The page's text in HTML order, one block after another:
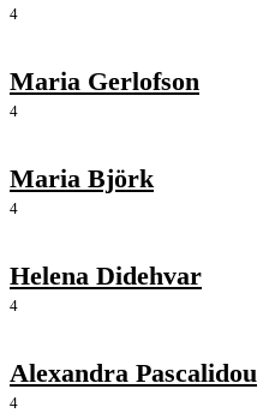
4
Maria Gerlofson
4
Maria Björk
4
Helena Didehvar
4
Alexandra Pascalidou
4